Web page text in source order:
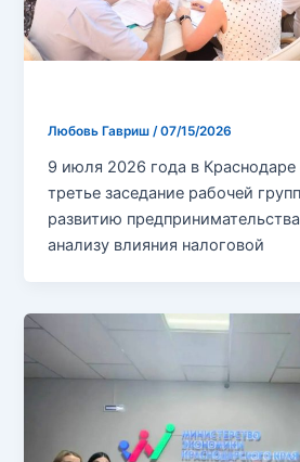
Любовь Гавриш/07/15/2026
9 июля 2026 года в Краснодаре
третье заседание рабочей
развитию
анализу влияния налоговой